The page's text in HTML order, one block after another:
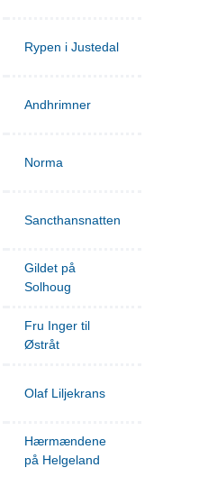
Rypen i Justedal
Andhrimner
Norma
Sancthansnatten
Gildet på
Solhoug
Fru Inger til
Østråt
Olaf Liljekrans
Hærmændene
på Helgeland